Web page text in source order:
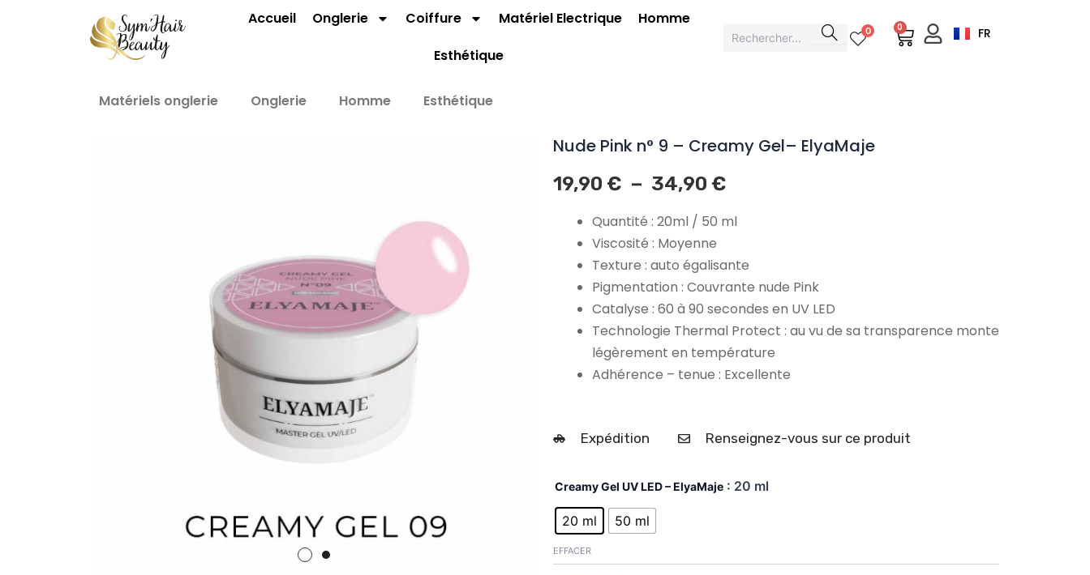
Accueil Onglerie Coiffure Matériel Electrique
Homme
Esthétique
0 0 Cart FR
Matériels onglerie Onglerie Homme Esthétique
Nude Pink n° 9 – Creamy Gel– ElyaMaje
19,90 € – 34,90 €
prix :
à
34,90 €
Quantité : 20ml / 50 ml
Viscosité : Moyenne
Texture : auto égalisante
Pigmentation : Couvrante nude Pink
Catalyse : 60 à 90 secondes en UV LED
Technologie Thermal Protect : au vu de sa transparence monte
légèrement en température
Adhérence – tenue : Excellente
Expédition Renseignez-vous sur ce produit
Creamy Gel UV LED – ElyaMaje : 20 ml
20 ml 50 ml
EFFACER
quantité
de
9